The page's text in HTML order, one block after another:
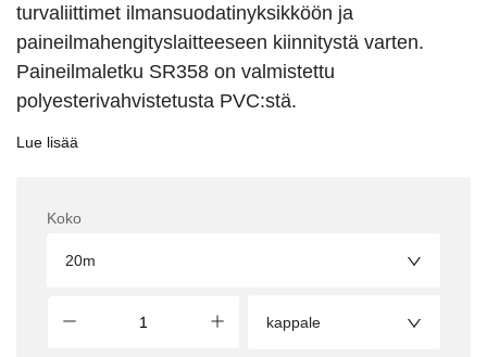
turvaliittimet ilmansuodatinyksikköön ja
paineilmahengityslaitteeseen kiinnitystä varten.
Paineilmaletku SR358 on valmistettu
polyesterivahvistetusta PVC:stä.
Lue lisää
Koko
20m
kappale